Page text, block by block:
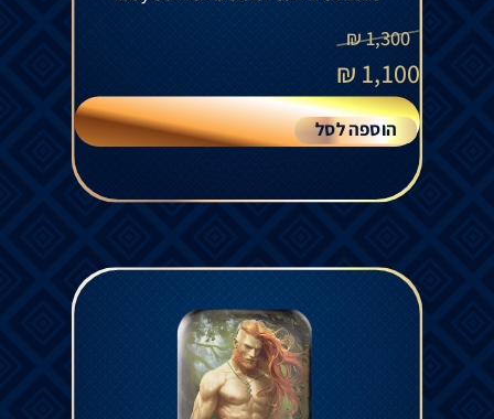
1,300
₪
1,100
₪
הוספה לסל